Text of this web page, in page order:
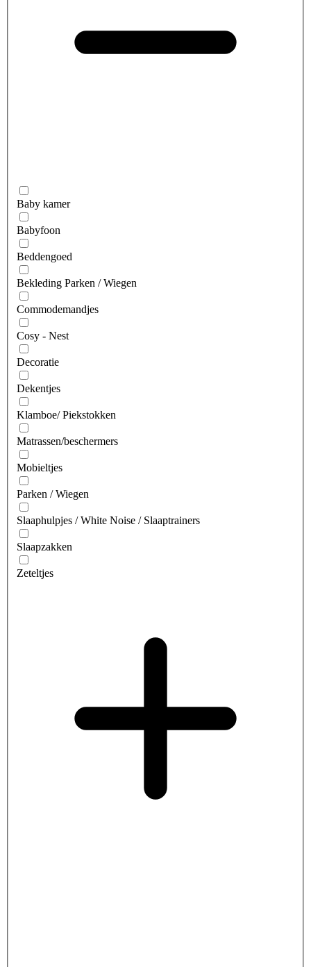
Baby kamer
Babyfoon
Beddengoed
Bekleding Parken / Wiegen
Commodemandjes
Cosy - Nest
Decoratie
Dekentjes
Klamboe/ Piekstokken
Matrassen/beschermers
Mobieltjes
Parken / Wiegen
Slaaphulpjes / White Noise / Slaaptrainers
Slaapzakken
Zeteltjes